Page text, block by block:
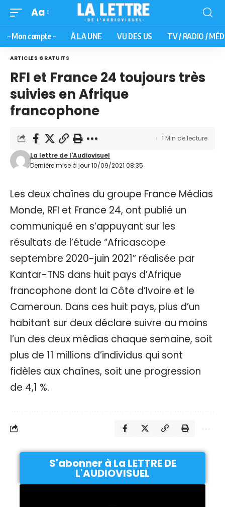
Aa
– Mon compte – À LA UNE VU DES US TV / RADIO /
ARTICLES GRATUITS
RFI et France 24 toujours très
suivies en Afrique
francophone
Dernière mise à jour 10/09/2021 08:35
La lettre de l'Audiovisuel
1 Min de lecture
Les deux chaînes du groupe France Médias
Monde, RFI et France 24, ont publié un
communiqué en s’appuyant sur les
résultats de l’étude “Africascope
septembre 2020-juin 2021” réalisée par
Kantar-TNS dans huit pays d’Afrique
francophone dont la Côte d’Ivoire et le
Cameroun. Dans ces huit pays, plus d’un
habitant sur deux déclare suivre au moins
l’un des deux médias chaque semaine, soit
plus de 11 millions d’individus qui sont
fidèles aux chaînes, soit une progression
de 4,1 %.
S'abonner à La LETTRE DE
L'AUDIOVISUEL